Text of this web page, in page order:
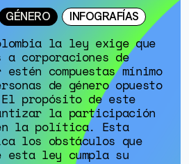
GÉNERO INFOGRAFÍAS
la ley exige que
corporaciones de
compuestas mínimo
de género opuesto
propósito de este
la participación
en la política. Esta
los obstáculos que
esta ley cumpla su